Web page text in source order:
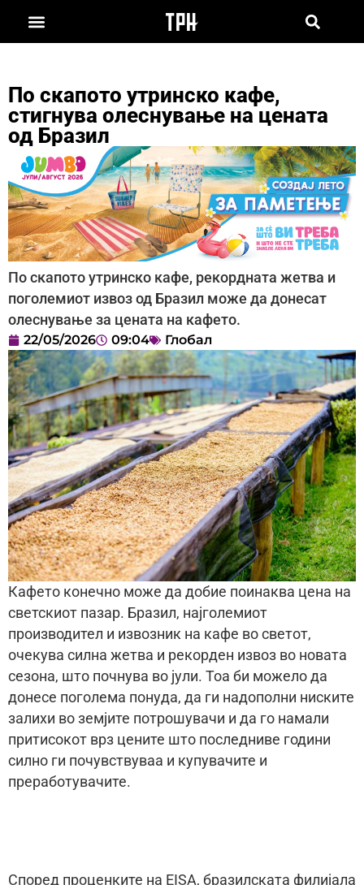
По скапото утринско кафе,
стигнува олеснување на цената
од Бразил
По скапото утринско кафе, рекордната жетва и
поголемиот извоз од Бразил може да донесат
олеснување за цената на кафето.
22/05/2026 09:04 Глобал
Кафето конечно може да добие поинаква цена на
светскиот пазар. Бразил, најголемиот
производител и извозник на кафе во светот,
очекува силна жетва и рекорден извоз во новата
сезона, што почнува во јули. Тоа би можело да
донесе поголема понуда, да ги надополни ниските
залихи во земјите потрошувачи и да го намали
притисокот врз цените што последниве години
силно ги почувствуваа и купувачите и
преработувачите.
Според проценките на EISA, бразилската филијала